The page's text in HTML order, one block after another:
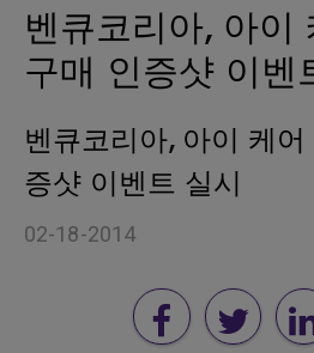
벤큐코리아, 아이
구매 인증샷 이벤
벤큐코리아, 아이 케
증샷 이벤트 실시
02-18-2014